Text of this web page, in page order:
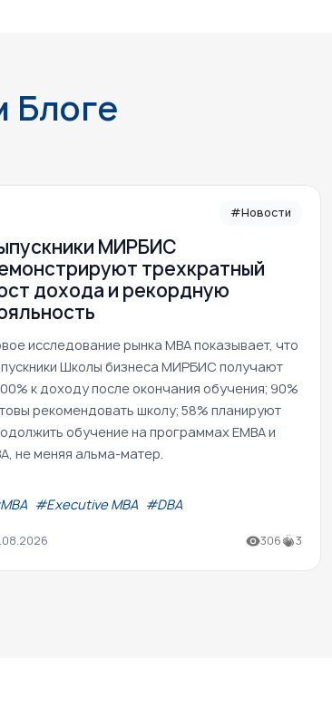
Блоге
#Новости
МИРБИС
трехкратный
дохода и рекордную
исследование рынка MBA показывает, что
Школы бизнеса МИРБИС получают
к доходу после окончания обучения; 90%
рекомендовать школу; 58% планируют
обучение на программах EMBA и
не меняя альма-матер.
#Executive MBA #DBA
306 3